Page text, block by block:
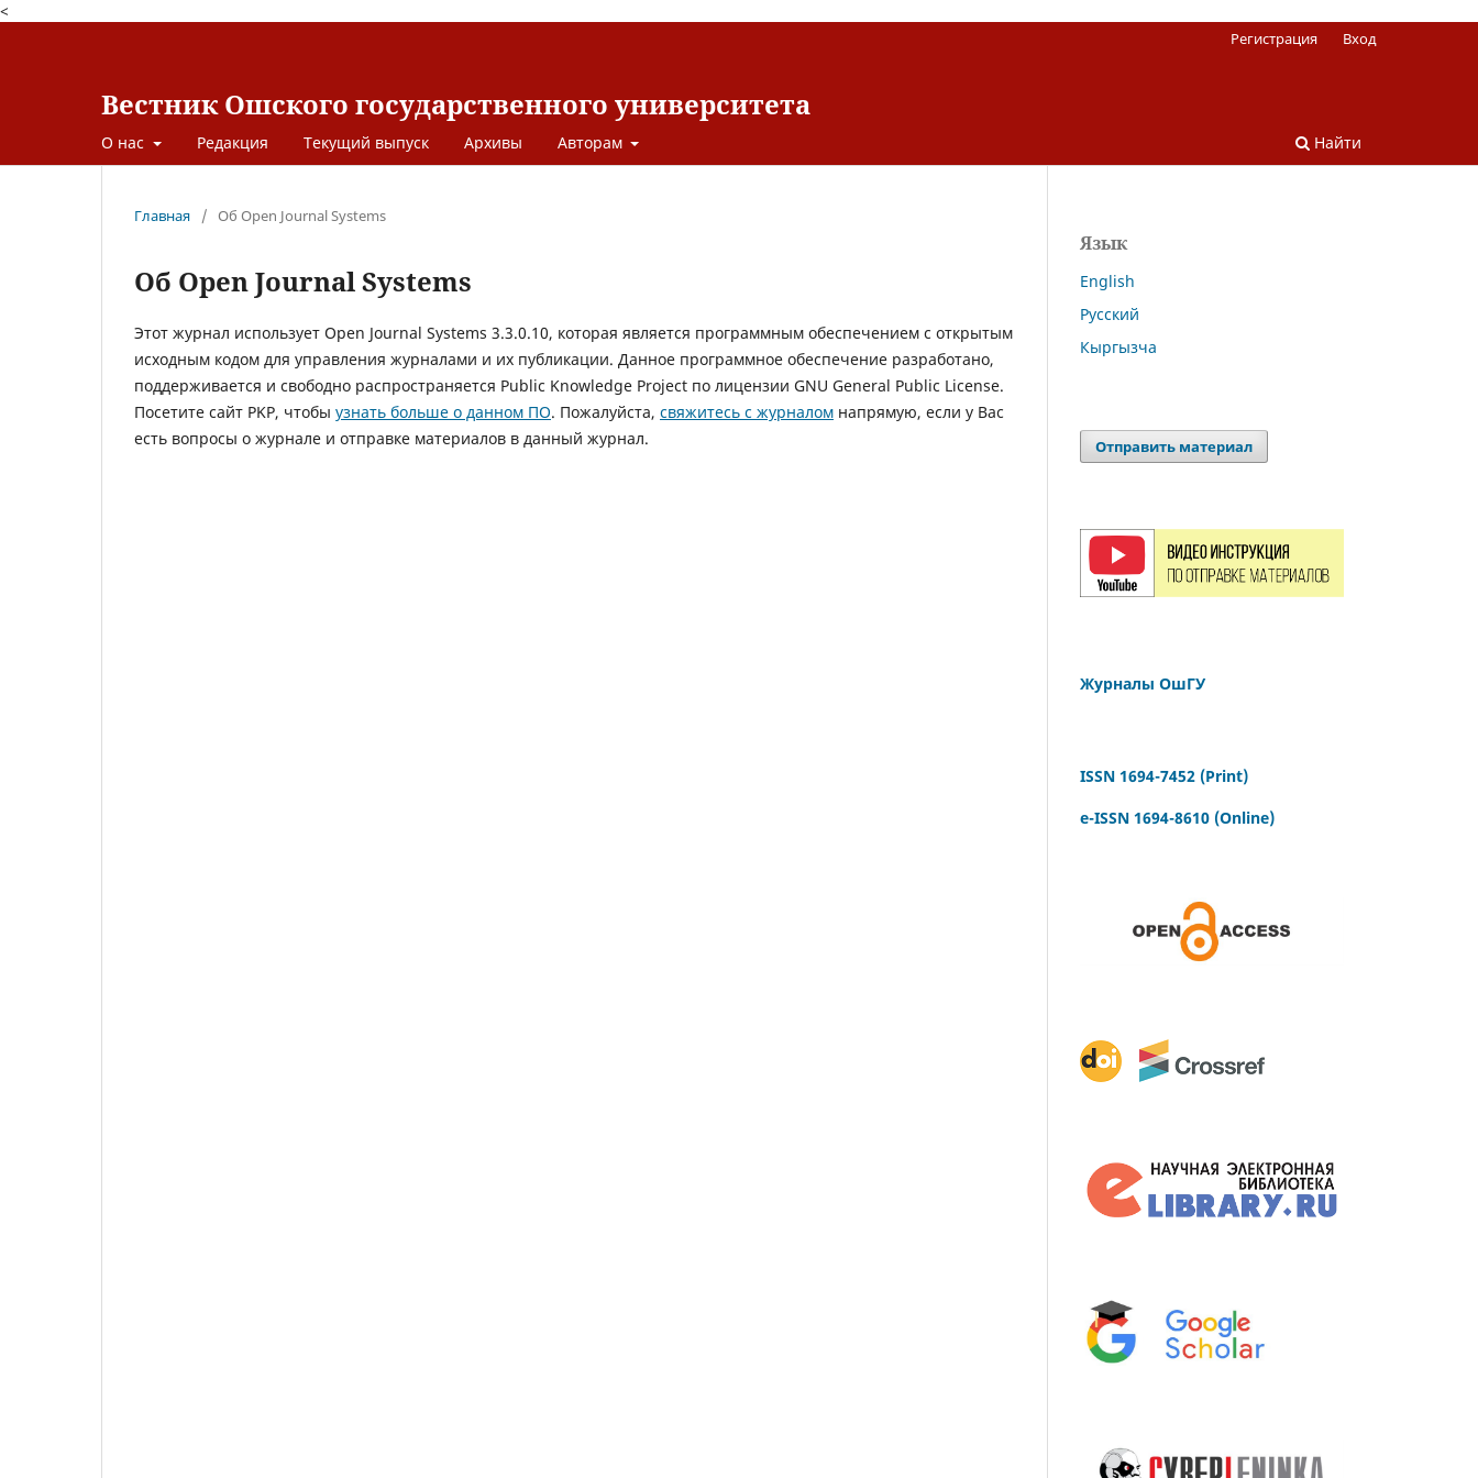
<
Вестник Ошского государственного университета
О нас Редакция Текущий выпуск Архивы Авторам Найти
Регистрация Вход
Главная / Об Open Journal Systems
Об Open Journal Systems
Этот журнал использует Open Journal Systems 3.3.0.10, которая является программным обеспечением с открытым
исходным кодом для управления журналами и их публикации. Данное программное обеспечение разработано,
поддерживается и свободно распространяется Public Knowledge Project по лицензии GNU General Public License.
Посетите сайт PKP, чтобы узнать больше о данном ПО. Пожалуйста, свяжитесь с журналом напрямую, если у Вас
есть вопросы о журнале и отправке материалов в данный журнал.
Язык
English
Русский
Кыргызча
Отправить материал
Журналы ОшГУ
ISSN 1694-7452 (Print)
e-ISSN 1694-8610 (Online)